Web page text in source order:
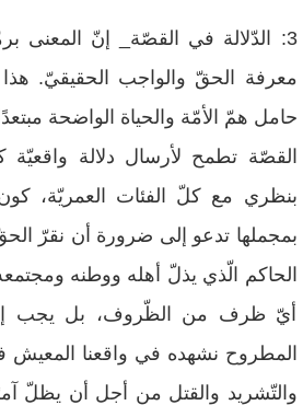
3: الدّلالة في القصّة_ إنّ المعنى
معرفة الحقّ والواجب الحقيقيّ.
حامل همّ الأمّة والحياة الواضحة
القصّة تطمح لأرسال دلالة واقعيّة
بنظري مع كلّ الفئات العمريّة،
بمجملها تدعو إلى ضرورة أن نقرّ الحقّ
الحاكم الّذي يذلّ أهله ووطنه
أيّ ظرف من الظّروف، بل يجب
المطروح نشهده في واقعنا المعيش
والتّشريد والقتل من أجل أن يظلّ